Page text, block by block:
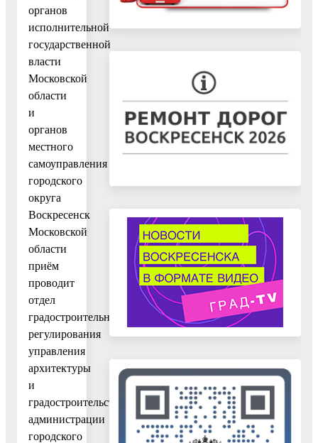
органов
исполнительной
государственной
власти
Московской
области
и
органов
местного
самоуправления
городского
округа
Воскресенск
Московской
области
приём
проводит
отдел
градостроительного
регулирования
управления
архитектуры
и
градостроительства
администрации
городского